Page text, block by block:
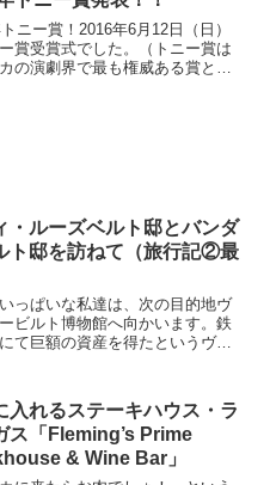
ニー賞！2016年6月12日（日）
賞受賞式でした。（トニー賞は
の演劇界で最も権威ある賞と見
・ルーズベルト邸とバンダ
ト邸を訪ねて（旅行記②最
っぱいな私達は、次の目的地ヴ
ビルト博物館へ向かいます。鉄
て巨額の資産を得たというヴァ
到着。正面の門には、さっそく
がありました(＊...
入れるステーキハウス・ラ
ス「Fleming’s Prime
& Wine Bar」